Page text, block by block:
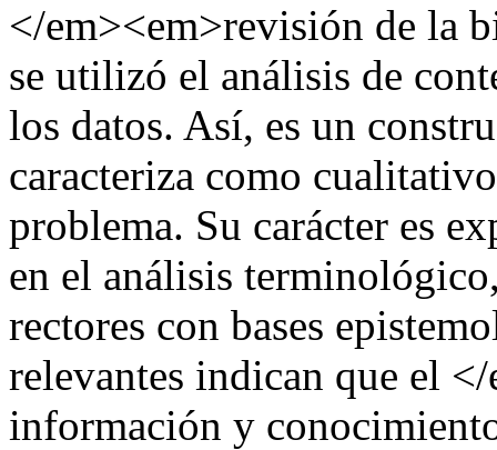
</em><em>revisión de la
se utilizó el análisis de
los datos. Así, es un
caracteriza como
problema. Su carácter es
en el análisis
rectores con bases
relevantes indican que el
información y